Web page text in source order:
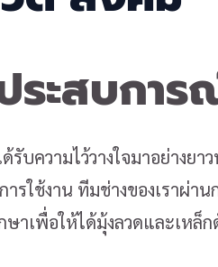
ระสบกา
บความไว้วางใจมาอย่างยา
ใช้งาน ทีมช่างของเราผ่าน
าเพื่อให้ได้มุ้งลวดและเหล็